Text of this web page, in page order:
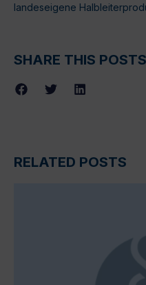
landeseigene
SHARE THIS POSTS
RELATED POSTS